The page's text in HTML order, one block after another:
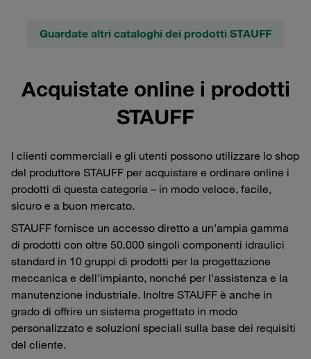
Guardate altri cataloghi dei prodotti STAUFF
Acquistate online i prodotti
STAUFF
I clienti commerciali e gli utenti possono utilizzare lo shop
del produttore STAUFF per acquistare e ordinare online i
prodotti di questa categoria – in modo veloce, facile,
sicuro e a buon mercato.
STAUFF fornisce un accesso diretto a un'ampia gamma
di prodotti con oltre 50.000 singoli componenti idraulici
standard in 10 gruppi di prodotti per la progettazione
meccanica e dell'impianto, nonché per l'assistenza e la
manutenzione industriale. Inoltre STAUFF è anche in
grado di offrire un sistema progettato in modo
personalizzato e soluzioni speciali sulla base dei requisiti
del cliente.